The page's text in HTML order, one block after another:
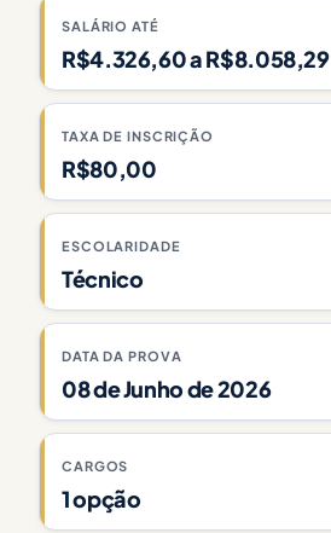
SALÁRIO ATÉ
R$4.326,60 a R$8.058,29
TAXA DE INSCRIÇÃO
R$80,00
ESCOLARIDADE
Técnico
DATA DA PROVA
08 de Junho de 2026
CARGOS
1 opção